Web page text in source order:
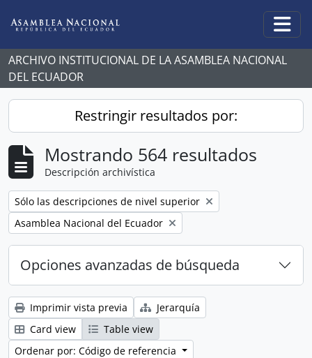
ARCHIVO INSTITUCIONAL DE LA ASAMBLEA NACIONAL
DEL ECUADOR
Restringir resultados por:
Mostrando 564 resultados
Descripción archivística
Remove filter:
Sólo las descripciones de nivel superior
Remove filter:
Asamblea Nacional del Ecuador
Opciones avanzadas de búsqueda
Imprimir vista previa
Jerarquía
Card view
Table view
Ordenar por: Código de referencia